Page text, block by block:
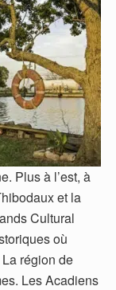
Plus à l’est, à
et la
Cultural
où
région de
Les Acadiens